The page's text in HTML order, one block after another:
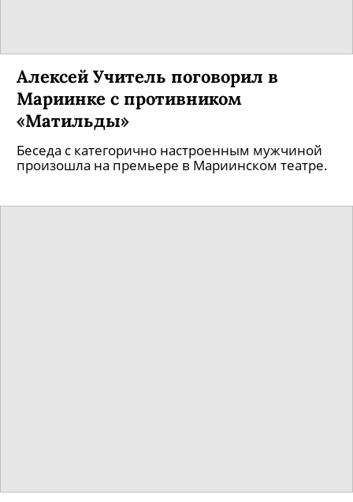
Алексей Учитель поговорил в
Мариинке с противником
«Матильды»
Беседа с категорично настроенным мужчиной
произошла на премьере в Мариинском театре.